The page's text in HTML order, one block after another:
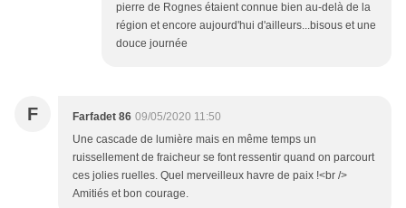
pierre de Rognes étaient connue bien au-delà de la
région et encore aujourd'hui d'ailleurs...bisous et une
douce journée
F Farfadet 86 09/05/2020 11:50
Une cascade de lumière mais en même temps un
ruissellement de fraicheur se font ressentir quand on parcourt
ces jolies ruelles. Quel merveilleux havre de paix !<br />
Amitiés et bon courage.